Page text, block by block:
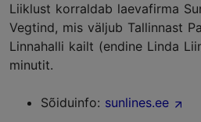
Liiklust korraldab laevafirma
Vegtind, mis väljub Tallinnast
Linnahalli kailt (endine Linda
minutit.
Sõiduinfo: sunlines.ee